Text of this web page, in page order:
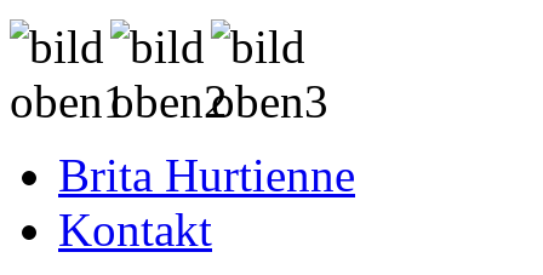
Brita Hurtienne
Kontakt